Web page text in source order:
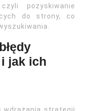
pozyskiwanie
do strony, co
i jak ich